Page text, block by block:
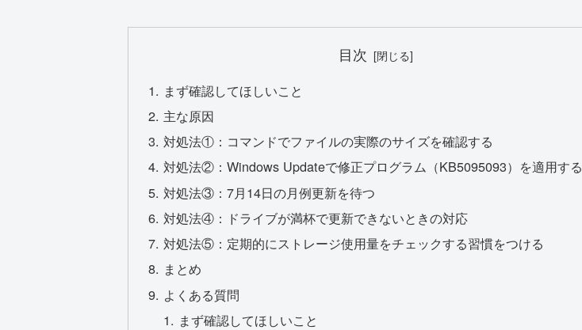
目次
まず確認してほしいこと
主な原因
対処法①：コマンドでファイルの実際のサイズを確認する
対処法②：Windows Updateで修正プログラム（KB5095093）を適用する
対処法③：7月14日の月例更新を待つ
対処法④：ドライブが満杯で更新できないときの対応
対処法⑤：定期的にストレージ使用量をチェックする習慣をつける
まとめ
よくある質問
まず確認してほしいこと